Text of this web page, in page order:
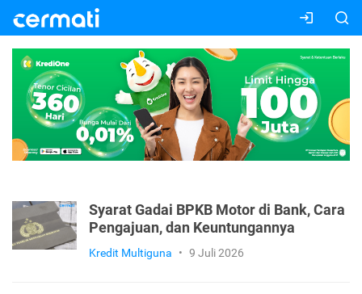
Syarat Gadai BPKB Motor di Bank, Cara
Pengajuan, dan Keuntungannya
Kredit Multiguna • 9 Juli 2026